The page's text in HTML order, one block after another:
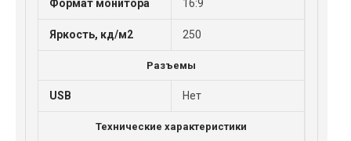
Формат монитора 16:9
Яркость, кд/м2 250
Разъемы
USB Нет
Технические характеристики